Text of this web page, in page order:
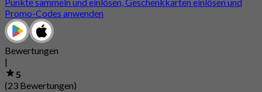
Promo-Codes anwenden
Bewertungen
|
5
(23 Bewertungen)